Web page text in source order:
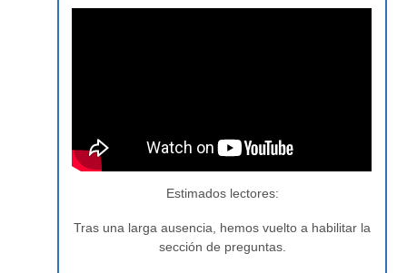
Estimados lectores:
Tras una larga ausencia, hemos vuelto a habilitar la
sección de preguntas.